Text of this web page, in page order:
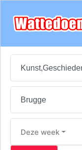
Deze week